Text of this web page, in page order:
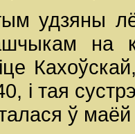
удзяны
на
і тая
ў